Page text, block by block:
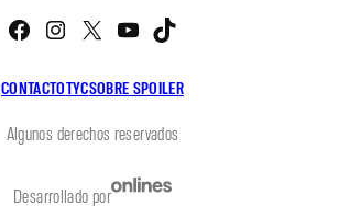
CONTACTOTYCSOBRE SPOILER
Facebook
Instagram
X YouTube
Algunos derechos reservados
Desarrollado por